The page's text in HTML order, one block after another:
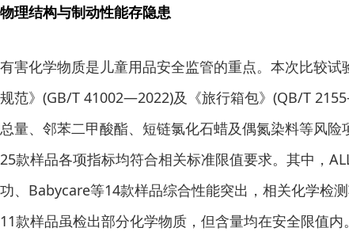
物理结构与制动性能存隐患
化学物质是儿童用品安全监管的重点。本次比较试
范》(GB/T 41002—2022)及《旅行箱包》(QB/T
量、邻苯二甲酸酯、短链氯化石蜡及偶氮染料等风险
款样品各项指标均符合相关标准限值要求。其中，
、Babycare等14款样品综合性能突出，相关化学检
款样品虽检出部分化学物质，但含量均在安全限值内。